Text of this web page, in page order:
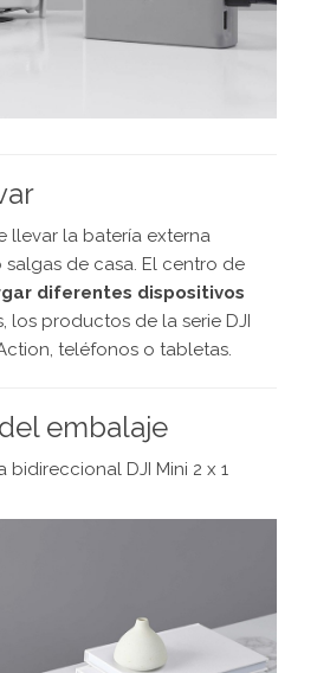
llevar la batería externa
de casa. El centro de
diferentes dispositivos
los productos de la serie DJI
teléfonos o tabletas.
embalaje
bidireccional DJI Mini 2 x 1